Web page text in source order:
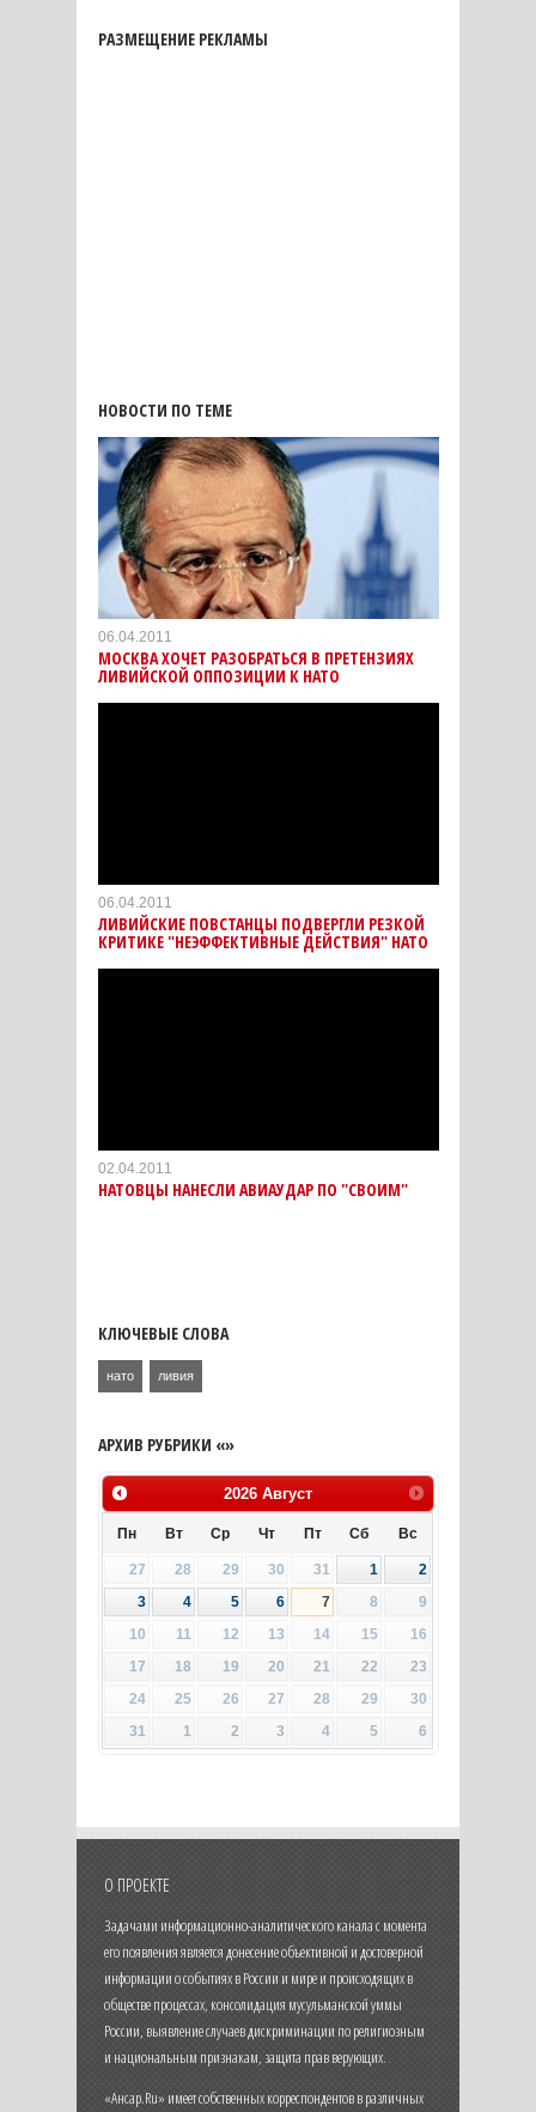
РАЗМЕЩЕНИЕ РЕКЛАМЫ
НОВОСТИ ПО ТЕМЕ
06.04.2011
МОСКВА ХОЧЕТ РАЗОБРАТЬСЯ В ПРЕТЕНЗИЯХ
ЛИВИЙСКОЙ ОППОЗИЦИИ К НАТО
06.04.2011
ЛИВИЙСКИЕ ПОВСТАНЦЫ ПОДВЕРГЛИ РЕЗКОЙ
КРИТИКЕ "НЕЭФФЕКТИВНЫЕ ДЕЙСТВИЯ" НАТО
02.04.2011
НАТОВЦЫ НАНЕСЛИ АВИАУДАР ПО "СВОИМ"
КЛЮЧЕВЫЕ СЛОВА
нато ливия
АРХИВ РУБРИКИ «»
2026 Август
Пн Вт Ср Чт Пт Сб Вс
27 28 29 30 31 1
2
3
4 5 6 7 8
9
10
11 12 13 14 15
16
17
18 19 20 21 22
23
24
25 26 27 28 29
30
31
1 2 3 4 5 6
О ПРОЕКТЕ
Задачами информационно-аналитического канала с момента
его появления является донесение объективной и достоверной
информации о событиях в России и мире и происходящих в
обществе процессах, консолидация мусульманской уммы
России, выявление случаев дискриминации по религиозным
и национальным признакам, защита прав верующих.
«Ансар.Ru» имеет собственных корреспондентов в различных